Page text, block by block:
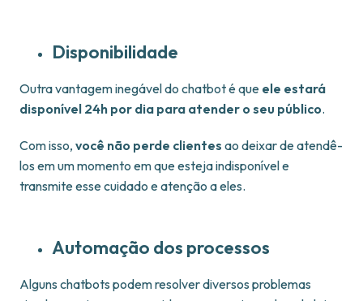
Disponibilidade
Outra vantagem inegável do chatbot é que ele estará
disponível 24h por dia para atender o seu público.
Com isso, você não perde clientes ao deixar de atendê-
los em um momento em que esteja indisponível e
transmite esse cuidado e atenção a eles.
Automação dos processos
Alguns chatbots podem resolver diversos problemas